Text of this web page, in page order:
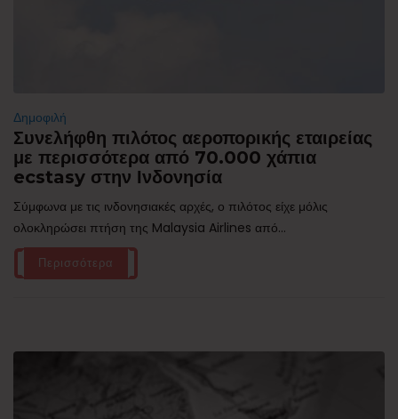
Δημοφιλή
Συνελήφθη πιλότος αεροπορικής εταιρείας
με περισσότερα από 70.000 χάπια
ecstasy στην Ινδονησία
Σύμφωνα με τις ινδονησιακές αρχές, ο πιλότος είχε μόλις
ολοκληρώσει πτήση της Malaysia Airlines από...
Περισσότερα